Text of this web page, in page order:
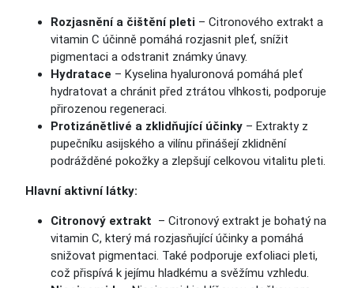
Rozjasnění a čištění pleti – Citronového extrakt a
vitamin C účinně pomáhá rozjasnit pleť, snížit
pigmentaci a odstranit známky únavy.
Hydratace – Kyselina hyaluronová pomáhá pleť
hydratovat a chránit před ztrátou vlhkosti, podporuje
přirozenou regeneraci.
Protizánětlivé a zklidňující účinky – Extrakty z
pupečníku asijského a vilínu přinášejí zklidnění
podrážděné pokožky a zlepšují celkovou vitalitu pleti.
Hlavní aktivní látky:
Citronový extrakt – Citronový extrakt je bohatý na
vitamin C, který má rozjasňující účinky a pomáhá
snižovat pigmentaci. Také podporuje exfoliaci pleti,
což přispívá k jejímu hladkému a svěžímu vzhledu.